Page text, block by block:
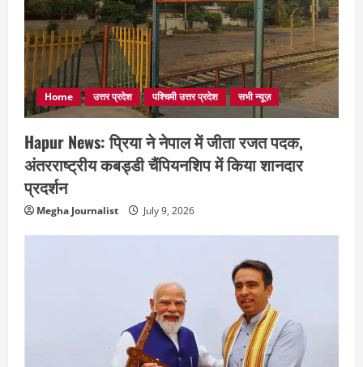
Home उत्तर प्रदेश पश्चिमी उत्तर प्रदेश सभी न्यूज़
Hapur News: प्रिया ने नेपाल में जीता रजत पदक,
अंतरराष्ट्रीय कबड्डी चैंपियनशिप में किया शानदार
प्रदर्शन
Megha Journalist July 9, 2026